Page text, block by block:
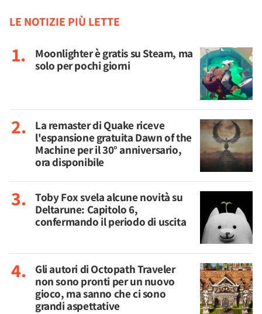
LE NOTIZIE PIÙ LETTE
Moonlighter è gratis su Steam, ma
solo per pochi giorni
La remaster di Quake riceve
l'espansione gratuita Dawn of the
Machine per il 30° anniversario,
ora disponibile
Toby Fox svela alcune novità su
Deltarune: Capitolo 6,
confermando il periodo di uscita
Gli autori di Octopath Traveler
non sono pronti per un nuovo
gioco, ma sanno che ci sono
grandi aspettative